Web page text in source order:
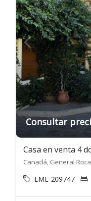
Consultar
Canadá, General
EME-209747